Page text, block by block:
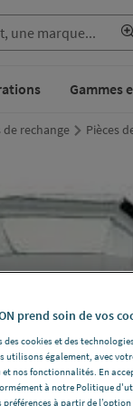
Gammes
de rechange Pièces
prend soin de vos
des cookies et des
utilisons également, avec
nos fonctionnalités. En
à notre Politique
à partir de